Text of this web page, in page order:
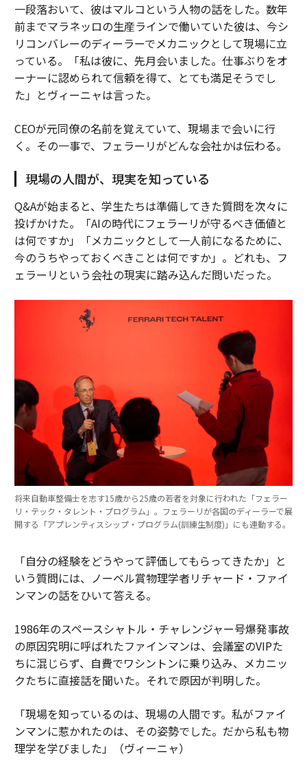
一段落おいて、彼はマルコという人物の話をした。数年
前までマラネッロの生産ラインで働いていた彼は、今シ
リコンバレーのディーラーでメカニックとして現場に立
っている。「私は彼に、先月会いました。仕事ぶりをオ
ーナーに認められて信頼を得て、とても満足そうでし
た」とヴィーニャは言った。
CEOが元同僚の名前を覚えていて、現場まで会いに行
く。その一事で、フェラーリがどんな会社かは伝わる。
現場の人間が、現実を知っている
Q&Aが始まると、学生たちは準備してきた質問を次々に
投げかけた。「AIの時代にフェラーリが守るべき価値と
は何ですか」「メカニックとして一人前になるために、
今のうちやっておくべきことは何ですか」。どれも、フ
ェラーリという会社の現実に踏み込んだ問いだった。
将来自動車整備士を志す15歳から25歳の若者を対象に行われた「フェラー
リ・テック・タレント・プログラム」。フェラーリが各国のディーラーで展
開する「アプレンティスシップ・プログラム(訓練生制度)」にも連動する。
「自分の経験をどうやって評価してもらってきたか」と
いう質問には、ノーベル賞物理学者リチャード・ファイ
ンマンの話をひいて答える。
1986年のスペースシャトル・チャレンジャー号爆発事故
の原因究明に呼ばれたファインマンは、会議室のVIPた
ちに混じらず、自費でワシントンに乗り込み、メカニッ
クたちに直接話を聞いた。それで原因が判明した。
「現場を知っているのは、現場の人間です。私がファイ
ンマンに惹かれたのは、その姿勢でした。だから私も物
理学を学びました」（ヴィーニャ）